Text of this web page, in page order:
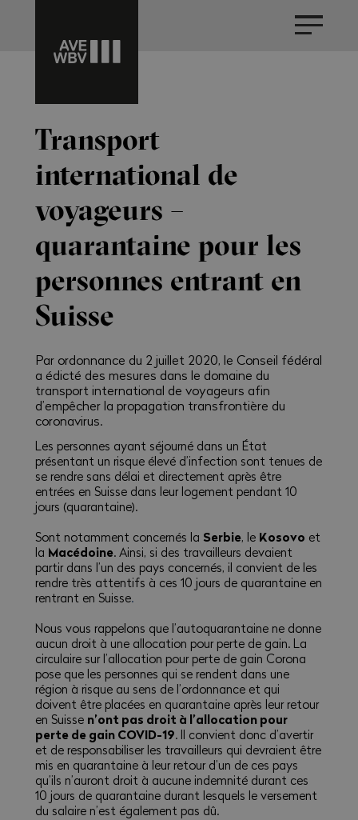
Transport
international de
voyageurs –
quarantaine pour les
personnes entrant en
Suisse
Par ordonnance du 2 juillet 2020, le Conseil fédéral
a édicté des mesures dans le domaine du
transport international de voyageurs afin
d’empêcher la propagation transfrontière du
coronavirus.
Les personnes ayant séjourné dans un État
présentant un risque élevé d’infection sont tenues de
se rendre sans délai et directement après être
entrées en Suisse dans leur logement pendant 10
jours (quarantaine).
Sont notamment concernés la Serbie, le Kosovo et
la Macédoine. Ainsi, si des travailleurs devaient
partir dans l’un des pays concernés, il convient de les
rendre très attentifs à ces 10 jours de quarantaine en
rentrant en Suisse.
Nous vous rappelons que l’autoquarantaine ne donne
aucun droit à une allocation pour perte de gain. La
circulaire sur l’allocation pour perte de gain Corona
pose que les personnes qui se rendent dans une
région à risque au sens de l’ordonnance et qui
doivent être placées en quarantaine après leur retour
en Suisse n’ont pas droit à l’allocation pour
perte de gain COVID-19. Il convient donc d’avertir
et de responsabiliser les travailleurs qui devraient être
mis en quarantaine à leur retour d’un de ces pays
qu’ils n’auront droit à aucune indemnité durant ces
10 jours de quarantaine durant lesquels le versement
du salaire n’est également pas dû.